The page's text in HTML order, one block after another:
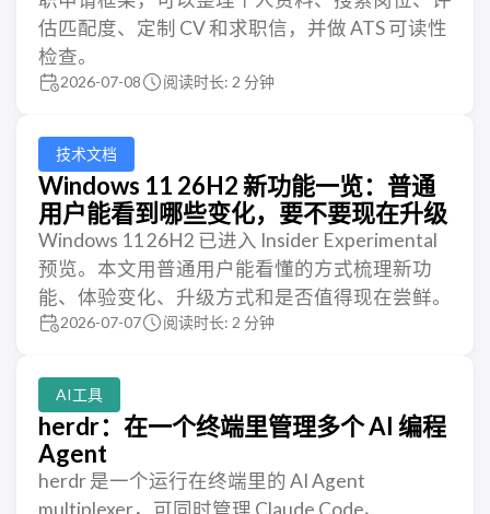
估匹配度、定制 CV 和求职信，并做 ATS 可读性
检查。
2026-07-08 阅读时长: 2 分钟
技术文档
Windows 11 26H2 新功能一览：普通
用户能看到哪些变化，要不要现在升级
Windows 11 26H2 已进入 Insider Experimental
预览。本文用普通用户能看懂的方式梳理新功
能、体验变化、升级方式和是否值得现在尝鲜。
2026-07-07 阅读时长: 2 分钟
AI工具
herdr：在一个终端里管理多个 AI 编程
Agent
herdr 是一个运行在终端里的 AI Agent
multiplexer，可同时管理 Claude Code、